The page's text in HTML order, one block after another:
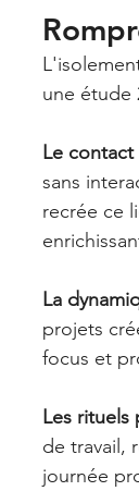
une étude
Le
sans
recrée ce
La
projets
focus et
Les rituels
de travail,
journée